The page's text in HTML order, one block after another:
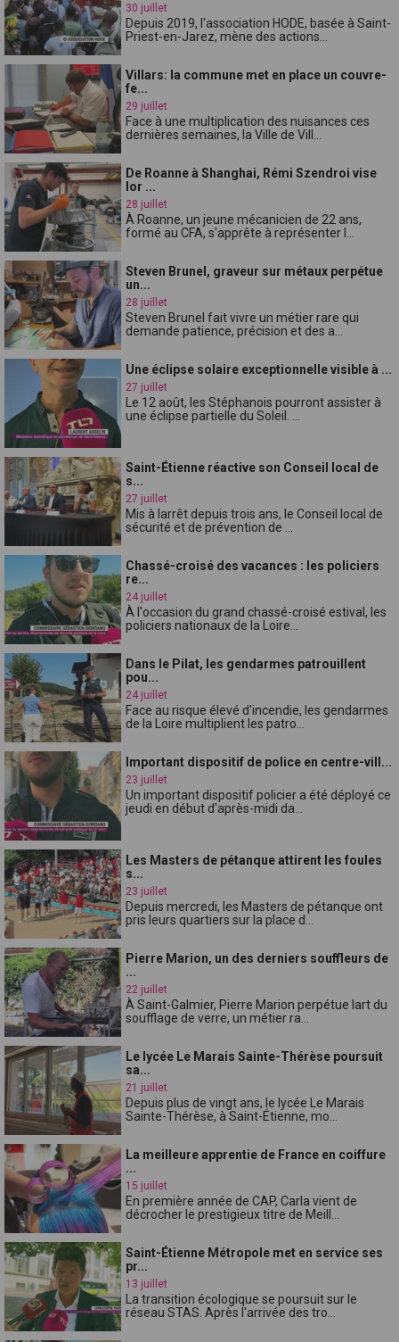
30 juillet
Depuis 2019, l'association HODE, basée à Saint-
Priest-en-Jarez, mène des actions...
Villars: la commune met en place un couvre-
fe...
29 juillet
Face à une multiplication des nuisances ces
dernières semaines, la Ville de Vill...
De Roanne à Shanghai, Rémi Szendroi vise
lor ...
28 juillet
À Roanne, un jeune mécanicien de 22 ans,
formé au CFA, s'apprête à représenter l...
Steven Brunel, graveur sur métaux perpétue
un...
28 juillet
Steven Brunel fait vivre un métier rare qui
demande patience, précision et des a...
Une éclipse solaire exceptionnelle visible à ...
27 juillet
Le 12 août, les Stéphanois pourront assister à
une éclipse partielle du Soleil. ...
Saint-Étienne réactive son Conseil local de
s...
27 juillet
Mis à larrêt depuis trois ans, le Conseil local de
sécurité et de prévention de ...
Chassé-croisé des vacances : les policiers
re...
24 juillet
À l'occasion du grand chassé-croisé estival, les
policiers nationaux de la Loire...
Dans le Pilat, les gendarmes patrouillent
pou...
24 juillet
Face au risque élevé d'incendie, les gendarmes
de la Loire multiplient les patro...
Important dispositif de police en centre-vill...
23 juillet
Un important dispositif policier a été déployé ce
jeudi en début d'après-midi da...
Les Masters de pétanque attirent les foules
s...
23 juillet
Depuis mercredi, les Masters de pétanque ont
pris leurs quartiers sur la place d...
Pierre Marion, un des derniers souffleurs de
...
22 juillet
À Saint-Galmier, Pierre Marion perpétue lart du
soufflage de verre, un métier ra...
Le lycée Le Marais Sainte-Thérèse poursuit
sa...
21 juillet
Depuis plus de vingt ans, le lycée Le Marais
Sainte-Thérèse, à Saint-Étienne, mo...
La meilleure apprentie de France en coiffure
...
15 juillet
En première année de CAP, Carla vient de
décrocher le prestigieux titre de Meill...
Saint-Étienne Métropole met en service ses
pr...
13 juillet
La transition écologique se poursuit sur le
réseau STAS. Après l'arrivée des tro...